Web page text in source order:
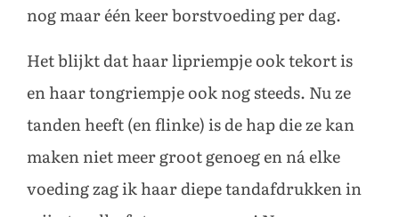
nog maar één keer borstvoeding per dag.
Het blijkt dat haar lipriempje ook tekort is
en haar tongriempje ook nog steeds. Nu ze
tanden heeft (en flinke) is de hap die ze kan
maken niet meer groot genoeg en ná elke
voeding zag ik haar diepe tandafdrukken in